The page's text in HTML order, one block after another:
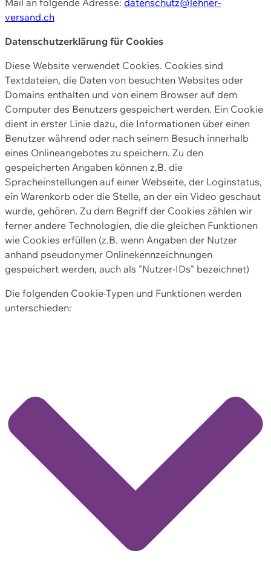
versand.ch
Datenschutzerklärung für Cookies
Diese Website verwendet Cookies. Cookies sind
Textdateien, die Daten von besuchten Websites oder
Domains enthalten und von einem Browser auf dem
Computer des Benutzers gespeichert werden. Ein Cookie
dient in erster Linie dazu, die Informationen über einen
Benutzer während oder nach seinem Besuch innerhalb
eines Onlineangebotes zu speichern. Zu den
gespeicherten Angaben können z.B. die
Spracheinstellungen auf einer Webseite, der Loginstatus,
ein Warenkorb oder die Stelle, an der ein Video geschaut
wurde, gehören. Zu dem Begriff der Cookies zählen wir
ferner andere Technologien, die die gleichen Funktionen
wie Cookies erfüllen (z.B. wenn Angaben der Nutzer
anhand pseudonymer Onlinekennzeichnungen
gespeichert werden, auch als "Nutzer-IDs" bezeichnet)
Die folgenden Cookie-Typen und Funktionen werden
unterschieden: